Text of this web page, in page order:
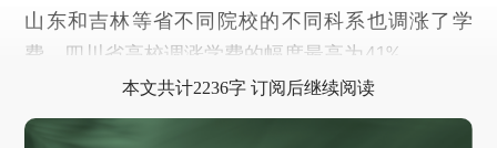
山东和吉林等省不同院校的不同科系也调涨了学
费。四川省高校调涨学费的幅度最高为41%。
本文共计2236字 订阅后继续阅读